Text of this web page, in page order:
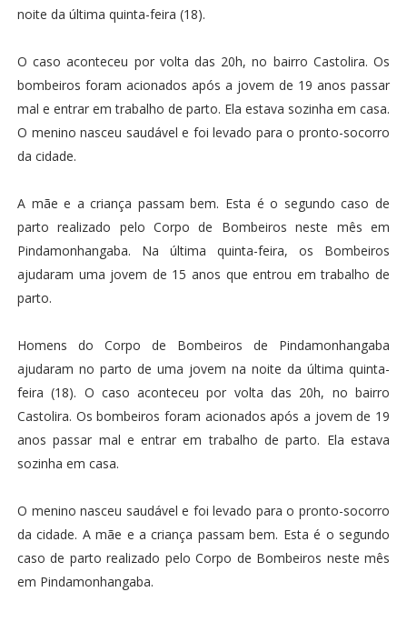
noite da última quinta-feira (18).
O caso aconteceu por volta das 20h, no bairro Castolira. Os
bombeiros foram acionados após a jovem de 19 anos passar
mal e entrar em trabalho de parto. Ela estava sozinha em casa.
O menino nasceu saudável e foi levado para o pronto-socorro
da cidade.
A mãe e a criança passam bem. Esta é o segundo caso de
parto realizado pelo Corpo de Bombeiros neste mês em
Pindamonhangaba. Na última quinta-feira, os Bombeiros
ajudaram uma jovem de 15 anos que entrou em trabalho de
parto.
Homens do Corpo de Bombeiros de Pindamonhangaba
ajudaram no parto de uma jovem na noite da última quinta-
feira (18). O caso aconteceu por volta das 20h, no bairro
Castolira. Os bombeiros foram acionados após a jovem de 19
anos passar mal e entrar em trabalho de parto. Ela estava
sozinha em casa.
O menino nasceu saudável e foi levado para o pronto-socorro
da cidade. A mãe e a criança passam bem. Esta é o segundo
caso de parto realizado pelo Corpo de Bombeiros neste mês
em Pindamonhangaba.